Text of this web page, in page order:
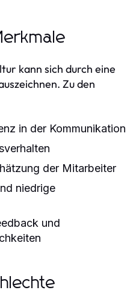
kann sich durch eine
Zu den
in der Kommunikation
der Mitarbeiter
niedrige
und